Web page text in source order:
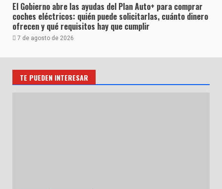
El Gobierno abre las ayudas del Plan Auto+ para comprar
coches eléctricos: quién puede solicitarlas, cuánto dinero
ofrecen y qué requisitos hay que cumplir
7 de agosto de 2026
TE PUEDEN INTERESAR